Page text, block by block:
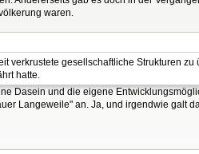
waren.
verkrustete gesellschaftliche Strukturen
hatte.
Dasein und die eigene
Langeweile" an. Ja, und irgendwie galt